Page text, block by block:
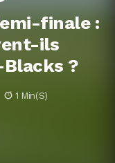
finale :
ils
?
1 Min(s)